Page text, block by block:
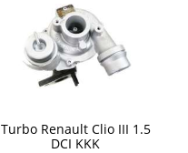
Turbo Renault Clio III 1.5
DCI KKK